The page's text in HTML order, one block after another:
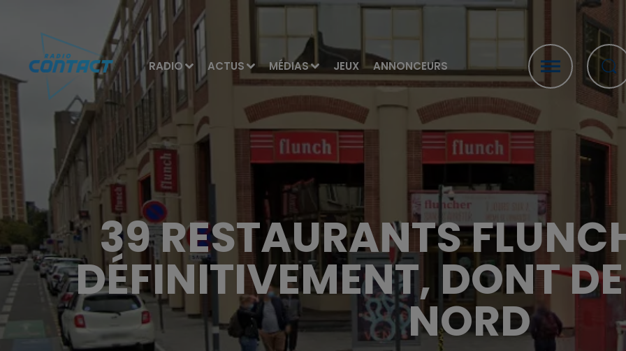
RADIO ACTUS MÉDIAS JEUX ANNONCEURS
39 RESTAURANTS
DÉFINITIVEMENT, DONT
NORD